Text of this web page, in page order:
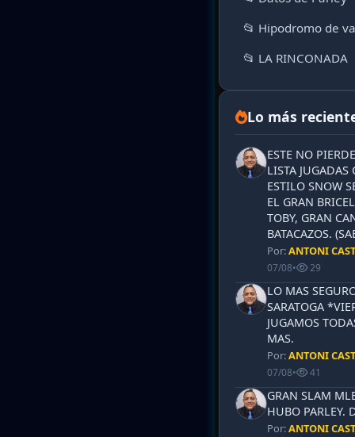
📂 Hipodromo de
📂 LA RINCONADA
Lo más
ESTE NO
LISTA JUGADAS
ESTILO SNOW
EL GRAN
TOBY, GRAN
BATACAZOS.
Por:ANTONI
07/08• 29
LO MAS
SARATOGA
JUGAMOS
MAS.
Por:ANTONI
07/08• 41
GRAN SLAM
HUBO PARLEY.
Por:ANTONI